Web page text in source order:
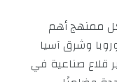
ممنهج أهم
وشرق آسيا
قلاع صناعية في